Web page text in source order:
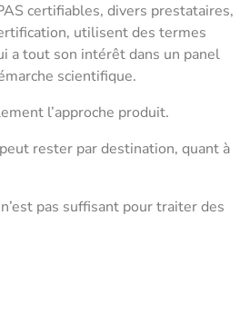
certifiables, divers prestataires,
utilisent des termes
a tout son intérêt dans un panel
scientifique.
l’approche produit.
rester par destination, quant à
pas suffisant pour traiter des